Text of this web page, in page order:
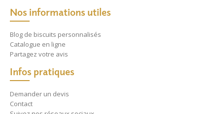
Nos informations utiles
Blog de biscuits personnalisés
Catalogue en ligne
Partagez votre avis
Infos pratiques
Demander un devis
Contact